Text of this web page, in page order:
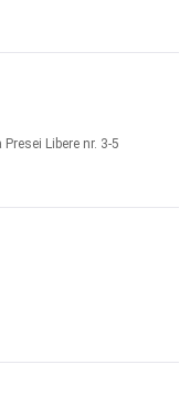
Libere nr. 3-5